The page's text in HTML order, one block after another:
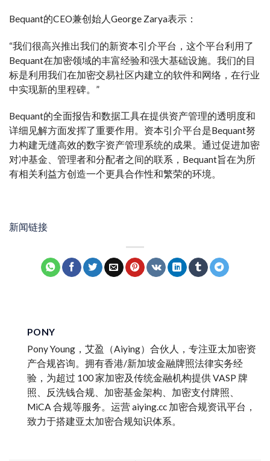
Bequant的CEO兼创始人George Zarya表示：
“我们很高兴推出我们的新资本引介平台，这个平台利用了
Bequant在加密领域的丰富经验和强大基础设施。我们的目
标是利用我们在加密交易社区内建立的软件和网络，在行业
中实现新的里程碑。”
Bequant的全面报告和数据工具在提供资产管理的透明度和
详细见解方面发挥了重要作用。资本引介平台是Bequant努
力构建无缝高效的数字资产管理系统的成果。通过促进加密
对冲基金、管理者和分配者之间的联系，Bequant旨在为所
有相关利益方创造一个更具合作性和繁荣的环境。
新闻链接
PONY
Pony Young，艾盈（Aiying）合伙人，专注亚太加密资
产合规咨询。拥有香港/新加坡金融牌照法律实务经
验，为超过 100 家加密及传统金融机构提供 VASP 牌
照、反洗钱合规、加密基金架构、加密支付牌照、
MiCA 合规等服务。运营 aiying.cc 加密合规资讯平台，
致力于搭建亚太加密合规知识体系。